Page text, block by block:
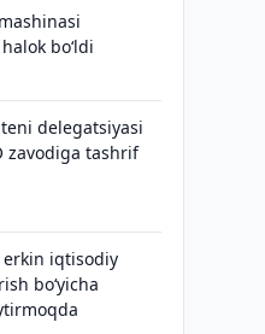
bo‘ldi
delegatsiyasi
zavodiga tashrif
erkin iqtisodiy
boʻyicha